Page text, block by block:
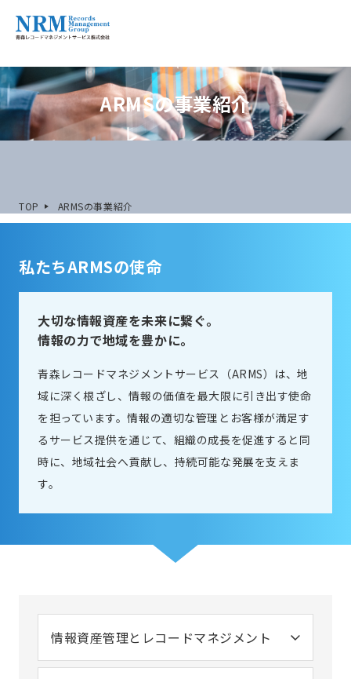
ARMSの事業紹介
TOP ARMSの事業紹介
私たちARMSの使命
⼤切な情報資産を未来に繋ぐ。
情報の力で地域を豊かに。
青森レコードマネジメントサービス（ARMS）は、地
域に深く根ざし、情報の価値を最大限に引き出す使命
を担っています。情報の適切な管理とお客様が満足す
るサービス提供を通じて、組織の成長を促進すると同
時に、地域社会へ貢献し、持続可能な発展を支えま
す。
情報資産管理とレコードマネジメント